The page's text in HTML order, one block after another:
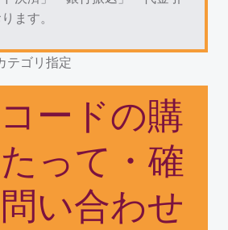
ます。
テゴリ指定
ードの購
って・確
い合わせ